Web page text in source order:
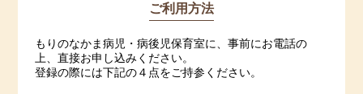
ご利用方法
もりのなかま病児・病後児保育室に、事前にお電話の
上、直接お申し込みください。
登録の際には下記の４点をご持参ください。